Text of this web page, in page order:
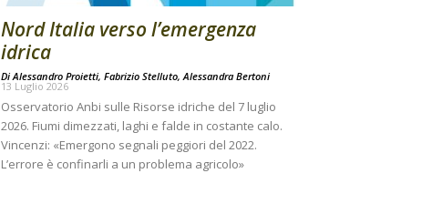
Nord Italia verso l’emergenza
idrica
DiAlessandro Proietti, Fabrizio Stelluto, Alessandra Bertoni
13 Luglio 2026
Osservatorio Anbi sulle Risorse idriche del 7 luglio
2026. Fiumi dimezzati, laghi e falde in costante calo.
Vincenzi: «Emergono segnali peggiori del 2022.
L’errore è confinarli a un problema agricolo»